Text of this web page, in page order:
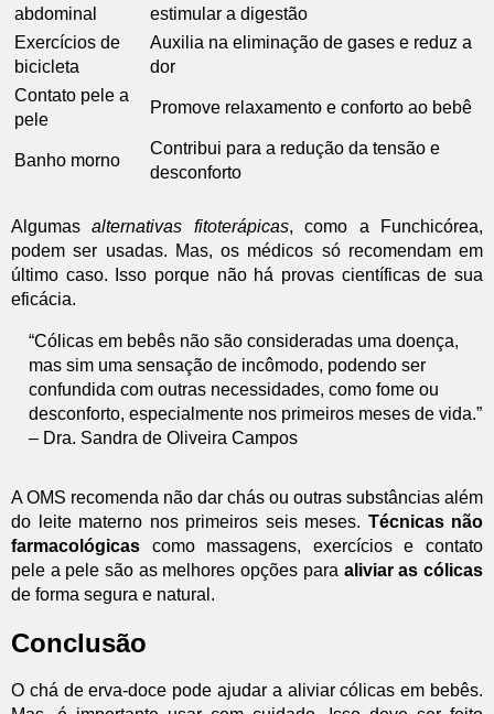
abdominal
estimular a digestão
Exercícios de
bicicleta
Auxilia na eliminação de gases e reduz a
dor
Contato pele a
pele
Promove relaxamento e conforto ao bebê
Banho morno
Contribui para a redução da tensão e
desconforto
Algumasalternativas fitoterápicas, como a Funchicórea,
podem ser usadas. Mas, os médicos só recomendam em
último caso. Isso porque não há provas científicas de sua
eficácia.
“Cólicas em bebês não são consideradas uma doença,
mas sim uma sensação de incômodo, podendo ser
confundida com outras necessidades, como fome ou
desconforto, especialmente nos primeiros meses de vida.”
– Dra. Sandra de Oliveira Campos
A OMS recomenda não dar chás ou outras substâncias além
do leite materno nos primeiros seis meses. Técnicas não
farmacológicas como massagens, exercícios e contato
pele a pele são as melhores opções para aliviar as cólicas
de forma segura e natural.
Conclusão
O chá de erva-doce pode ajudar a aliviar cólicas em bebês.